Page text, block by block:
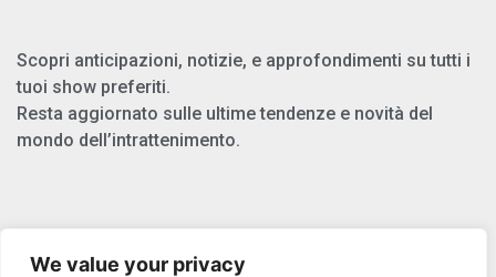
We value your privacy
Scopri anticipazioni, notizie, e approfondimenti su tutti i
tuoi show preferiti.
Resta aggiornato sulle ultime tendenze e novità del
mondo dell’intrattenimento.